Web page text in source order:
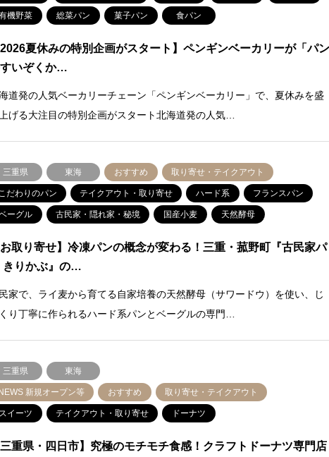
機野菜 総菜パン 菓子パン 食パン
2026夏休みの特別企画がスタート】ペンギンベーカリーが「パ
いぞくか…
道発の人気ベーカリーチェーン「ペンギンベーカリー」で、夏休みを盛
げる大注目の特別企画がスタート北海道発の人気…
三重県 東海 おすすめ 取り寄せ・テイクアウト
だわりのパン テイクアウト・取り寄せ ハード系 フランスパン
ーグル 古民家・隠れ家・秘境 国産小麦 天然酵母
お取り寄せ】冷凍パンの概念が変わる！三重・菰野町『古民家パ
きりかぶ』の…
家で、ライ麦から育てる自家培養の天然酵母（サワードウ）を使い、じ
り丁寧に作られるハード系パンとベーグルの専門…
三重県 東海
NEWS 新規オープン等 おすすめ 取り寄せ・テイクアウト
スイーツ テイクアウト・取り寄せ ドーナツ
三重県・四日市】究極のモチモチ食感！クラフトドーナツ専門店